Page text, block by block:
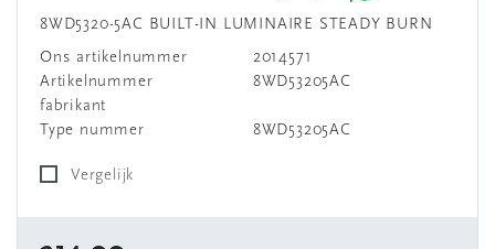
8WD5320-5AC BUILT-IN LUMINAIRE STEADY BURN
Ons artikelnummer
2014571
Artikelnummer
fabrikant
8WD53205AC
Type nummer 8WD53205AC
Vergelijk